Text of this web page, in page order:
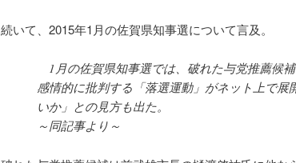
続いて、2015年1月の佐賀県知事選について言及。
1月の佐賀県知事選では、破れた与党推薦候
感情的に批判する「落選運動」がネット上で展
いか」との見方も出た。
～同記事より～